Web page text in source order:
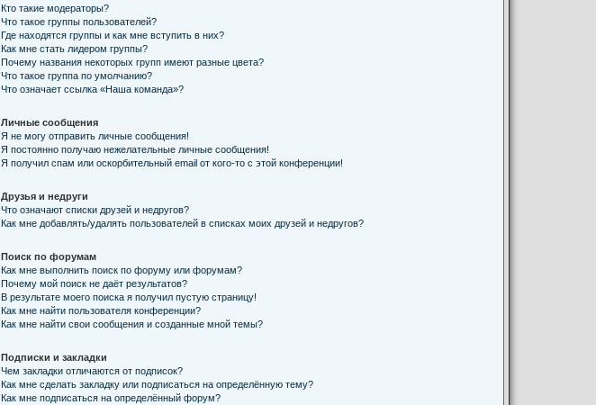
Кто такие модераторы?
Что такое группы пользователей?
Где находятся группы и как мне вступить в них?
Как мне стать лидером группы?
Почему названия некоторых групп имеют разные цвета?
Что такое группа по умолчанию?
Что означает ссылка «Наша команда»?
Личные сообщения
Я не могу отправить личные сообщения!
Я постоянно получаю нежелательные личные сообщения!
Я получил спам или оскорбительный email от кого-то с этой конференции!
Друзья и недруги
Что означают списки друзей и недругов?
Как мне добавлять/удалять пользователей в списках моих друзей и недругов?
Поиск по форумам
Как мне выполнить поиск по форуму или форумам?
Почему мой поиск не даёт результатов?
В результате моего поиска я получил пустую страницу!
Как мне найти пользователя конференции?
Как мне найти свои сообщения и созданные мной темы?
Подписки и закладки
Чем закладки отличаются от подписок?
Как мне сделать закладку или подписаться на определённую тему?
Как мне подписаться на определённый форум?